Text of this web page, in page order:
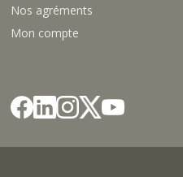
Nos agréments
Mon compte